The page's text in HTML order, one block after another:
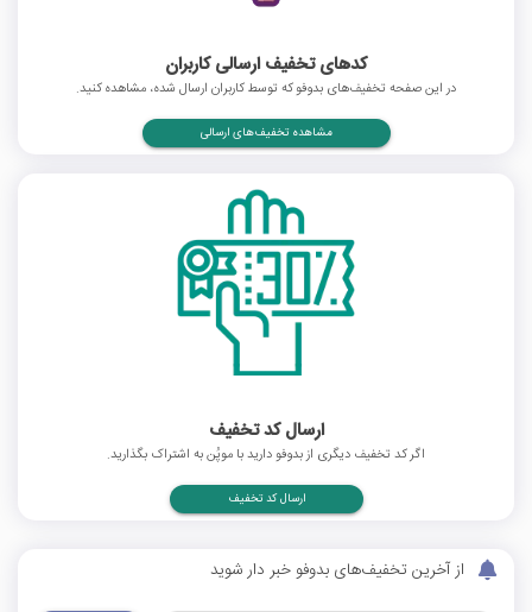
کدهای تخفیف ارسالی کاربران
در این صفحه تخفیف‌های بدوفو که توسط کاربران ارسال شده، مشاهده کنید.
مشاهده تخفیف‌های ارسالی
ارسال کد تخفیف
اگر کد تخفیف دیگری از بدوفو دارید با موپُن به اشتراک بگذارید.
ارسال کد تخفیف
از آخرین تخفیف‌های بدوفو خبر دار شوید